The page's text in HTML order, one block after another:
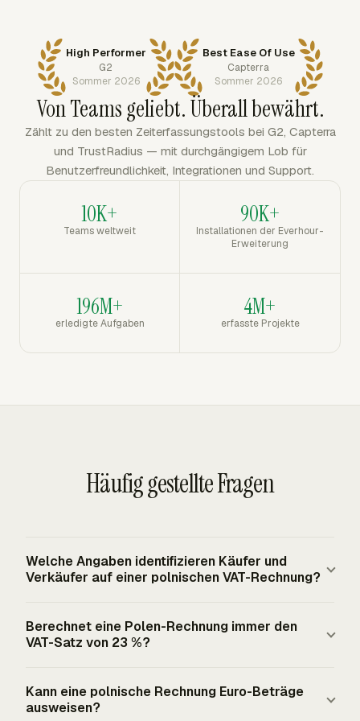
High Performer
G2
Sommer 2026
Best Ease Of Use
Capterra
Sommer 2026
Von Teams geliebt. Überall bewährt.
Zählt zu den besten Zeiterfassungstools bei G2, Capterra
und TrustRadius — mit durchgängigem Lob für
Benutzerfreundlichkeit, Integrationen und Support.
10K+
Teams weltweit
90K+
Installationen der Everhour-
Erweiterung
196M+
erledigte Aufgaben
4M+
erfasste Projekte
Häufig gestellte Fragen
Welche Angaben identifizieren Käufer und
Verkäufer auf einer polnischen VAT-Rechnung?
Adressen von Verkäufer und Käufer sowie die
eine fortlaufende Rechnungsnummer und das Liefer-,
Leistungs- oder Zahlungsdatum, wenn dieses Datum
Berechnet eine Polen-Rechnung immer den
VAT-Satz von 23 %?
wichtigsten ermäßigten Satz von 8 % und der Befugnis,
Kann eine polnische Rechnung Euro-Beträge
ausweisen?